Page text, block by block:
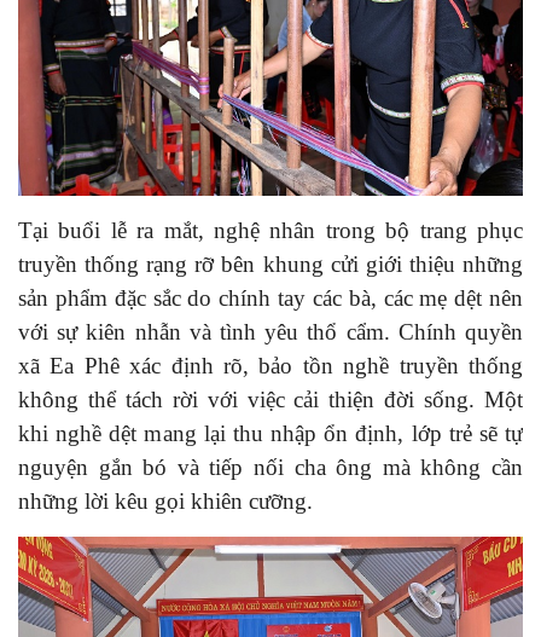
Tại buổi lễ ra mắt, nghệ nhân trong bộ trang phục
truyền thống rạng rỡ bên khung cửi giới thiệu những
sản phẩm đặc sắc do chính tay các bà, các mẹ dệt nên
với sự kiên nhẫn và tình yêu thổ cẩm. Chính quyền
xã Ea Phê xác định rõ, bảo tồn nghề truyền thống
không thể tách rời với việc cải thiện đời sống. Một
khi nghề dệt mang lại thu nhập ổn định, lớp trẻ sẽ tự
nguyện gắn bó và tiếp nối cha ông mà không cần
những lời kêu gọi khiên cưỡng.